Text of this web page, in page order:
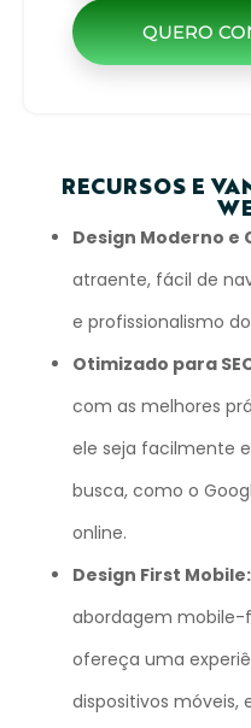
QUERO
RECURSOS E
Design Moderno e
atraente, fácil de
e profissionalismo
Otimizado para
com as melhores
ele seja facilmente
busca, como o
online.
Design First Mobile:
abordagem mobile-
ofereça uma
dispositivos móveis,